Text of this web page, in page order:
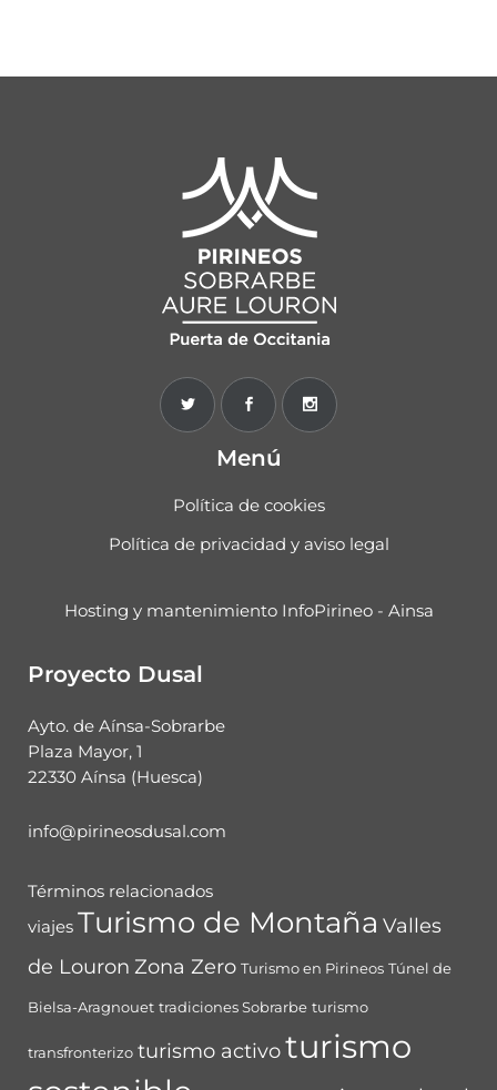
Menú
Política de cookies
Política de privacidad y aviso legal
Hosting y mantenimiento InfoPirineo - Ainsa
Proyecto Dusal
Ayto. de Aínsa-Sobrarbe
Plaza Mayor, 1
22330 Aínsa (Huesca)
info@pirineosdusal.com
Términos relacionados
viajes Turismo de Montaña Valles
de Louron Zona Zero Turismo en Pirineos Túnel de
Bielsa-Aragnouet tradiciones Sobrarbe turismo
transfronterizo turismo activoturismo